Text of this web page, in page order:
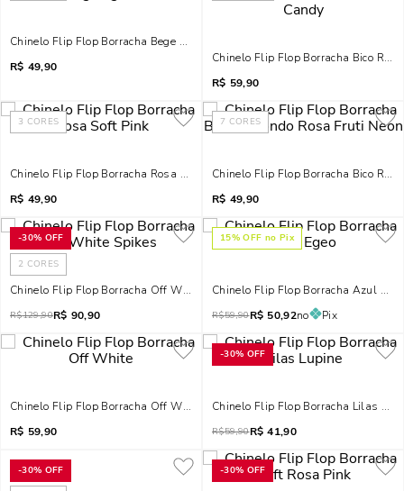
Chinelo Flip Flop Borracha Bege Egido
R$ 49,90
Chinelo Flip Flop Borracha Bico
R$ 59,90
3 CORES
Chinelo Flip Flop Borracha Rosa Soft Pink
R$ 49,90
7 CORES
Chinelo Flip Flop Borracha Bico
R$ 49,90
-30% OFF
2 CORES
Chinelo Flip Flop Borracha Off White Spikes
R$129,90R$ 90,90
15% OFF no Pix
Chinelo Flip Flop Borracha Azul Egeo
R$59,90R$ 50,92no Pix
Chinelo Flip Flop Borracha Off White
R$ 59,90
-30% OFF
Chinelo Flip Flop Borracha Lilas
R$59,90R$ 41,90
-30% OFF -30% OFF